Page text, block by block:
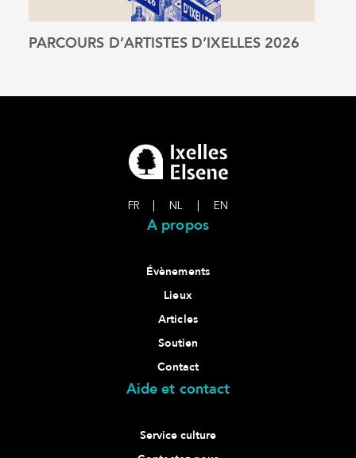
Voir l'article
PARCOURS D’ARTISTES D’IXELLES 2026
FR NL EN
A propos
Évènements
Lieux
Articles
Soutien
Contact
Aide et contact
Service culture